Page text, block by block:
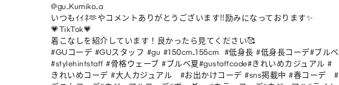
@gu_Kumiko_a
いつもｲｲﾈ🫶やコメントありがとうございます‼︎励みになっております✨
💗TikTok💗
着こなしを紹介しています！良かったら見てください🥰
#GUコーデ #GUスタッフ #gu #150cm_155cm  #低身長 #低身長コーデ#ブルベ
#stylehintstaff #骨格ウェーブ #ブルベ夏#gustaffcode#きれいめカジュアル #
きれいめコーデ #大人カジュアル   #お出かけコーデ #sns掲載中 #春コーデ　#